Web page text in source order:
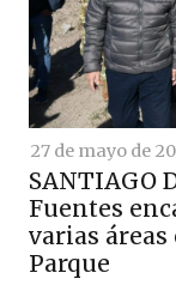
27 de mayo de
SANTIAGO
Fuentes
varias
Parque